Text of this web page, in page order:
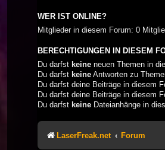
WER IST ONLINE?
Mitglieder in diesem Forum: 0
BERECHTIGUNGEN IN DIESEM
Du darfst keine neuen Themen in
Du darfst keine Antworten zu
Du darfst deine Beiträge in diesem
Du darfst deine Beiträge in diesem
Du darfst keine Dateianhänge in
LaserFreak.net Forum